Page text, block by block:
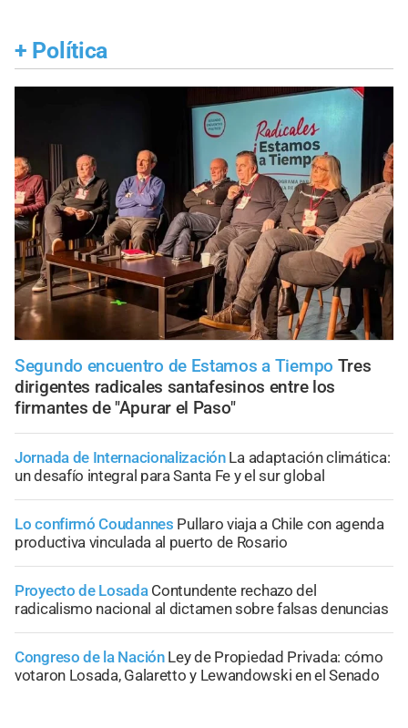
+ Política
Segundo encuentro de Estamos a Tiempo Tres
dirigentes radicales santafesinos entre los
firmantes de "Apurar el Paso"
Jornada de Internacionalización La adaptación climática:
un desafío integral para Santa Fe y el sur global
Lo confirmó Coudannes Pullaro viaja a Chile con agenda
productiva vinculada al puerto de Rosario
Proyecto de Losada Contundente rechazo del
radicalismo nacional al dictamen sobre falsas denuncias
Congreso de la Nación Ley de Propiedad Privada: cómo
votaron Losada, Galaretto y Lewandowski en el Senado